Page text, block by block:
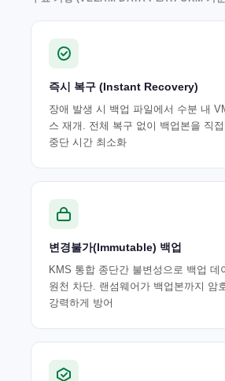
즉시 복구 (Instant Recovery)
장애 발생 시 백업 파일에서 수분 내
스 재개. 전체 복구 없이 백업본을 직
중단 시간 최소화
변경불가(Immutable) 백업
KMS 통합 종단간 불변성으로 백업 데
원천 차단. 랜섬웨어가 백업본까지 암
강력하게 방어